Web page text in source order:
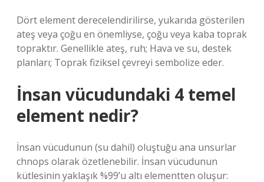
Dört element derecelendirilirse, yukarıda gösterilen
ateş veya çoğu en önemliyse, çoğu veya kaba toprak
topraktır. Genellikle ateş, ruh; Hava ve su, destek
planları; Toprak fiziksel çevreyi sembolize eder.
İnsan vücudundaki 4 temel
element nedir?
İnsan vücudunun (su dahil) oluştuğu ana unsurlar
chnops olarak özetlenebilir. İnsan vücudunun
kütlesinin yaklaşık %99’u altı elementten oluşur: